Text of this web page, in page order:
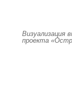
Визуализация
проекта